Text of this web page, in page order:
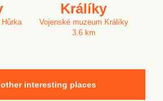
Králíky
Vojenské muzeum Králíky
3.6 km
interesting places